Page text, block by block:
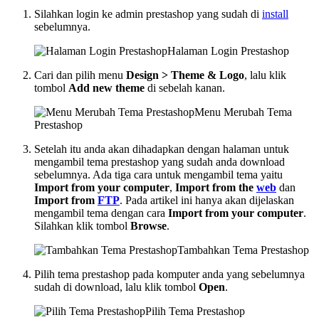
Silahkan login ke admin prestashop yang sudah di install
sebelumnya.
Halaman Login Prestashop
Cari dan pilih menu Design > Theme & Logo, lalu klik
tombol Add new theme di sebelah kanan.
Menu Merubah Tema
Prestashop
Setelah itu anda akan dihadapkan dengan halaman untuk
mengambil tema prestashop yang sudah anda download
sebelumnya. Ada tiga cara untuk mengambil tema yaitu
Import from your computer, Import from the web dan
Import from FTP. Pada artikel ini hanya akan dijelaskan
mengambil tema dengan cara Import from your computer.
Silahkan klik tombol Browse.
Tambahkan Tema Prestashop
Pilih tema prestashop pada komputer anda yang sebelumnya
sudah di download, lalu klik tombol Open.
Pilih Tema Prestashop